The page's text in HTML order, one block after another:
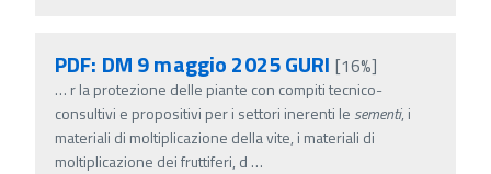
PDF: DM 9 maggio 2025 GURI [16%]
… r la protezione delle piante con compiti tecnico-
consultivi e propositivi per i settori inerenti le sementi, i
materiali di moltiplicazione della vite, i materiali di
moltiplicazione dei fruttiferi, d …